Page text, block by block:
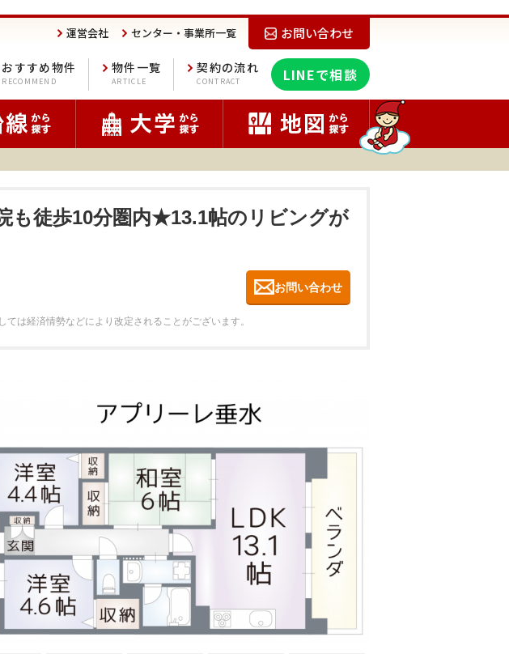
お問い合わせ
センター・事業所一覧
運営会社
LINEで相談
契約の流れ
CONTRACT
物件一覧
ARTICLE
おすすめ物件
RECOMMEND
も徒歩10分圏内★13.1帖のリビングが
お問い合わせ
ては経済情勢などにより改定されることがございます。